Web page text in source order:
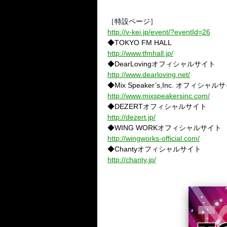
［特設ページ］
http://v-kei.jp/event/?eventId=26
◆TOKYO FM HALL
http://www.tfmhall.jp/
◆DearLovingオフィシャルサイト
http://www.dearloving.net/
◆Mix Speaker’s,Inc. オフィシャルサ
http://www.mixspeakersinc.com/
◆DEZERTオフィシャルサイト
http://dezert.jp/
◆WING WORKオフィシャルサイト
http://wingworks-official.com/
◆Chantyオフィシャルサイト
http://chanty.jp/